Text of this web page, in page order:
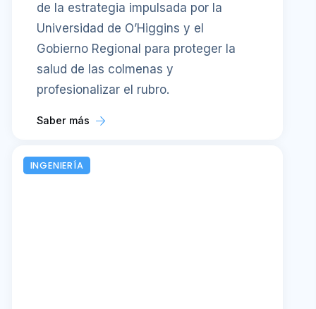
de la estrategia impulsada por la
Universidad de O’Higgins y el
Gobierno Regional para proteger la
salud de las colmenas y
profesionalizar el rubro.
Saber más
INGENIERÍA